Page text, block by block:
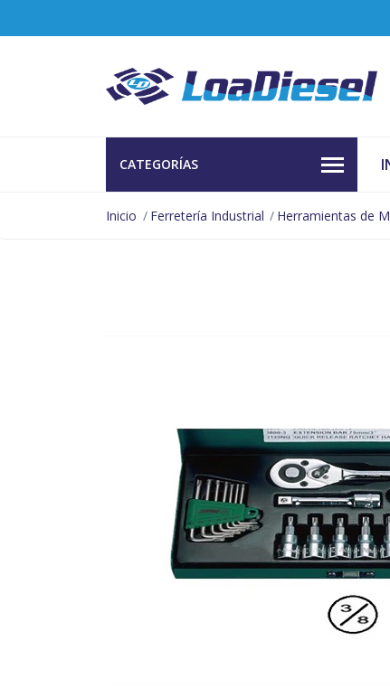
CATEGORÍAS
Inicio Ferretería Industrial Herramientas de